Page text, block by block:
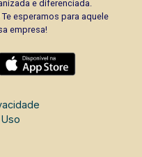
e diferenciada.
esperamos para aquele
empresa!